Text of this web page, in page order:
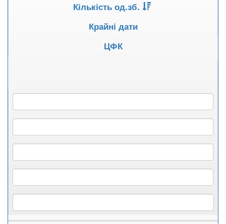
Кількість од.зб.
Крайні дати
ЦФК